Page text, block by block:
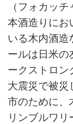
（フォカッ
本酒造りにお
いる木内酒造
ールは日米の
ークストロン
大震災で被災
市のために、
リンブルワ